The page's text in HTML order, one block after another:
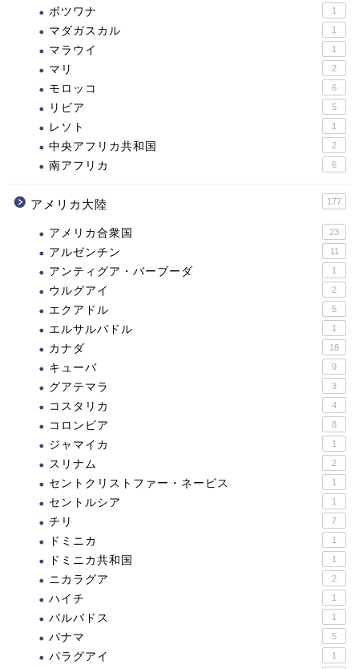
ボツワナ 1
マダガスカル 1
マラウイ 1
マリ 2
モロッコ 6
リビア 5
レソト 1
中央アフリカ共和国 2
南アフリカ 6
アメリカ大陸 177
アメリカ合衆国 23
アルゼンチン 11
アンティグア・バーブーダ 1
ウルグアイ 2
エクアドル 5
エルサルバドル 1
カナダ 18
キューバ 9
グアテマラ 3
コスタリカ 4
コロンビア 8
ジャマイカ 1
スリナム 2
セントクリストファー・ネービス 1
セントルシア 1
チリ 7
ドミニカ 1
ドミニカ共和国 1
ニカラグア 2
ハイチ 1
バルバドス 1
パナマ 5
パラグアイ 1